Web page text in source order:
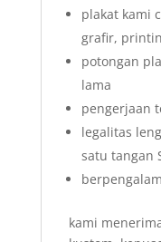
plakat kami
grafir,
potongan
lama
pengerjaan
legalitas
satu tangan
kami